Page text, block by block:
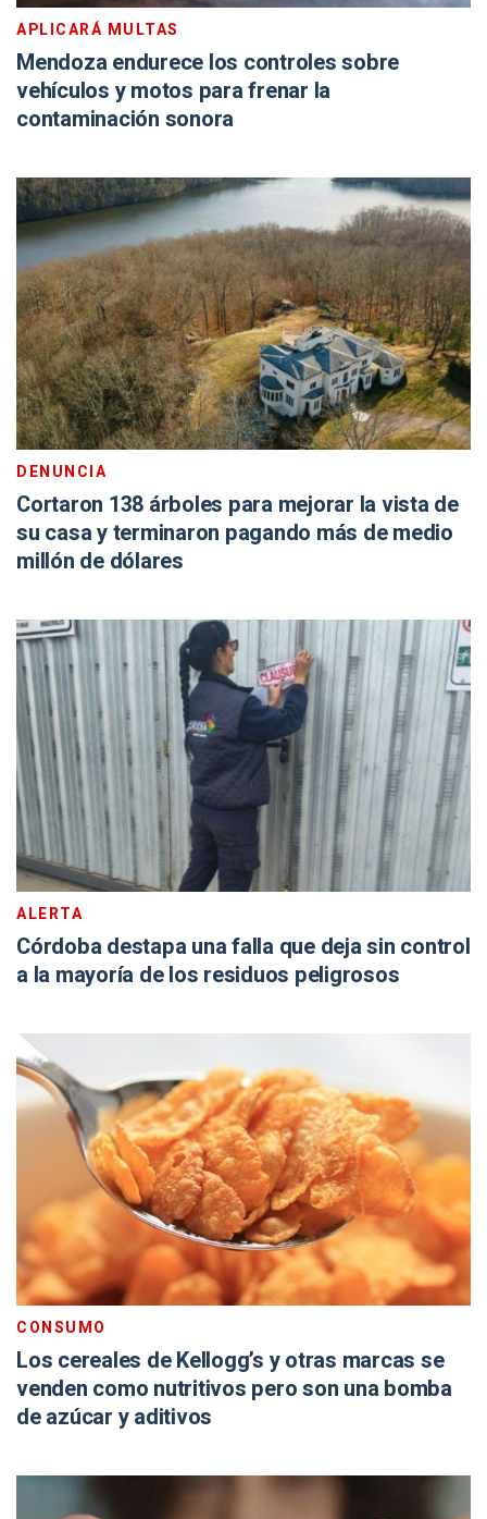
APLICARÁ MULTAS
Mendoza endurece los controles sobre
vehículos y motos para frenar la
contaminación sonora
DENUNCIA
Cortaron 138 árboles para mejorar la vista de
su casa y terminaron pagando más de medio
millón de dólares
ALERTA
Córdoba destapa una falla que deja sin control
a la mayoría de los residuos peligrosos
CONSUMO
Los cereales de Kellogg’s y otras marcas se
venden como nutritivos pero son una bomba
de azúcar y aditivos